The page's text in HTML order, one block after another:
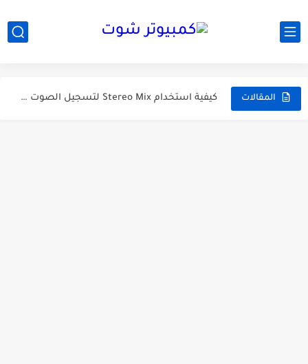
المقالات
أفضل برامج كمبيوتر لفحص ومتابعة حالة القرص الصلب HDD أو...
كيفية استخدام Stereo Mix لتسجيل الصوت الصادر من الكمبيوتر